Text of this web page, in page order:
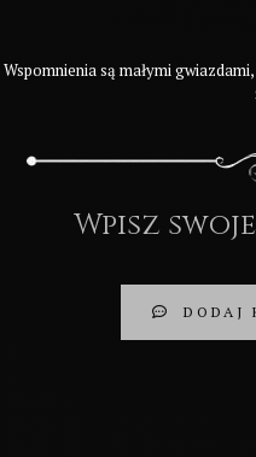
Wspomnienia są małymi
Wpisz
DODAJ